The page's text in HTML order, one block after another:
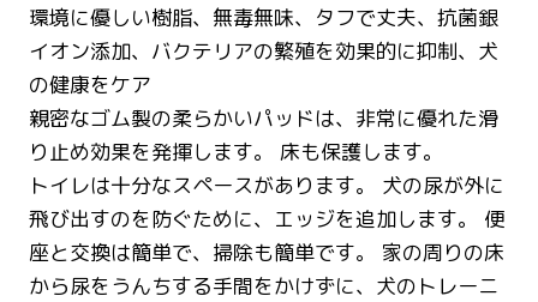
環境に優しい樹脂、無毒無味、タフで丈夫、抗菌銀
イオン添加、バクテリアの繁殖を効果的に抑制、犬
の健康をケア
親密なゴム製の柔らかいパッドは、非常に優れた滑
り止め効果を発揮します。 床も保護します。
トイレは十分なスペースがあります。 犬の尿が外に
飛び出すのを防ぐために、エッジを追加します。 便
座と交換は簡単で、掃除も簡単です。 家の周りの床
から尿をうんちする手間をかけずに、犬のトレーニ